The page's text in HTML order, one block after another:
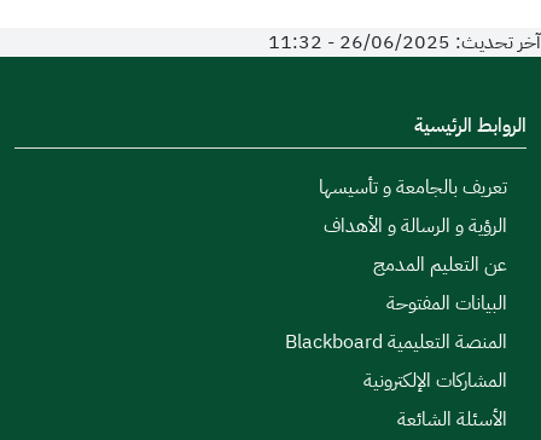
آخر تحديث: 26/06/2025 - 11:32
الروابط الرئيسية
تعريف بالجامعة و تأسيسها
الرؤية و الرسالة و الأهداف
عن التعليم المدمج
البيانات المفتوحة
المنصة التعليمية Blackboard
المشاركات الإلكترونية
الأسئلة الشائعة